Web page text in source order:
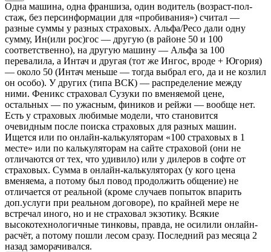
Одна машина, одна франшиза, один водитель (возраст-пол-
стаж, без персинформации для «пробивания») считал —
разные суммы у разных страховых. Альфа/Ресо дали одну
сумму, Ин(или рос)гос — другую (в районе 50 и 100
соответственно), на другую машину — Альфа за 100
перевалила, а Интач и другая (тот же Ингос, вроде + Югория)
— около 50 (Интач меньше — тогда выбрал его, да и не козлил
он особо). У других (типа ВСК) — распределение между
ними. Феникс страховал Сузуки по вменяемой цене,
остальных — по ужасным, фиников и рейжи — вообще нет.
Есть у страховых любимые модели, что становится
очевидным после поиска страховых для разных машин.
Ищется или по онлайн-калькуляторам «100 страховых в 1
месте» или по калькуляторам на сайте страховой (они не
отличаются от тех, что удивило) или у дилеров в софте от
страховых. Сумма в онлайн-калькуляторах (у кого цена
вменяема, а потому был повод продолжить общение) не
отличается от реальной (кроме случаев попыток впарить
доп.услуги при реальном договоре), по крайней мере не
встречал иного, но и не страховал экзотику. Всякие
высокотехнологичные тинковы, правда, не осилили онлайн-
расчёт, а потому пошли лесом сразу. Последний раз месяца 2
назад заморачивался.